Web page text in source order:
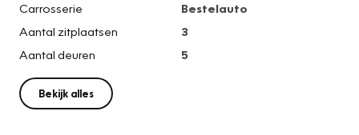
Carrosserie
Bestelauto
Aantal zitplaatsen
3
Aantal deuren
5
Bekijk alles